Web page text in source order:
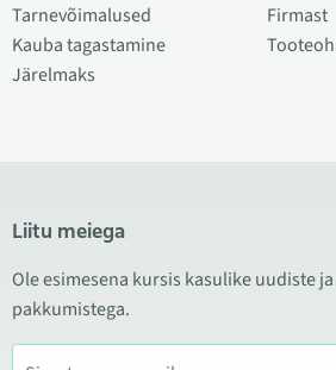
Tarnevõimalused
Kauba tagastamine
Järelmaks
Firmast
Liitu meiega
Ole esimesena kursis kasulike uudiste
pakkumistega.